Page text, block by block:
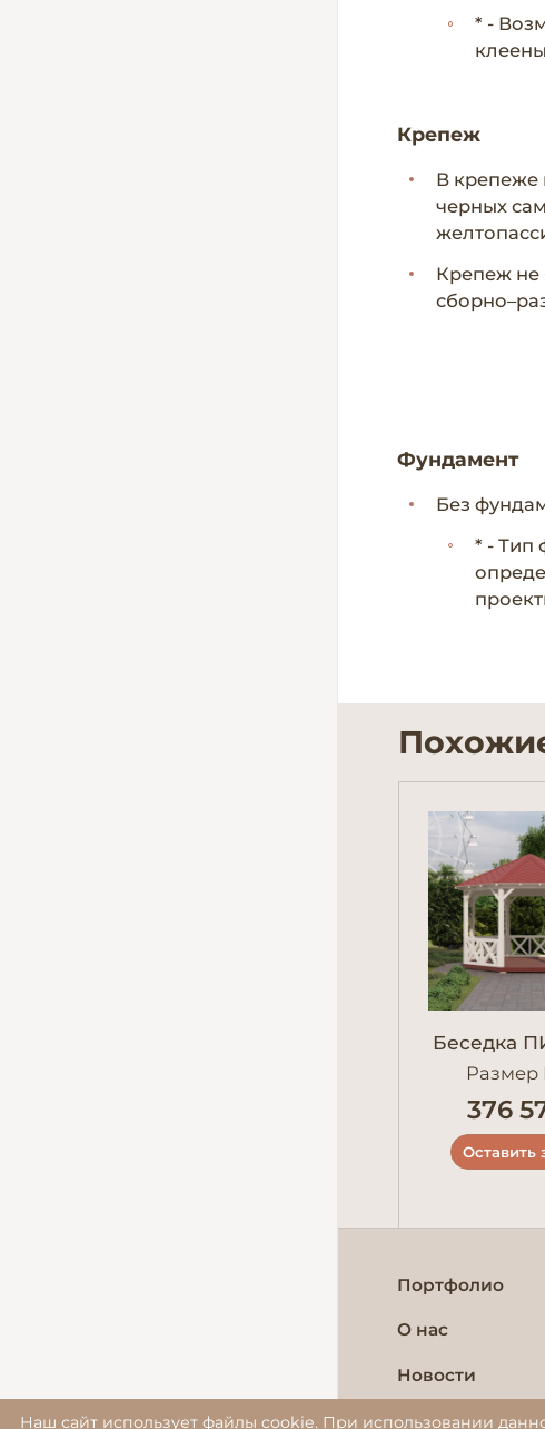
* -
Крепеж
В крепеже
черных
Крепеж не
Фундамент
Без
* - Тип
Беседка
Размер
376
Оставить
Портфолио
О нас
Новости
Контакты
Наш сайт использует файлы cookie. При использовании